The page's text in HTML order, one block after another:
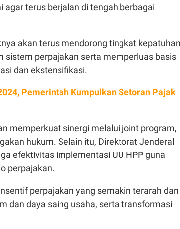
agar terus berjalan di tengah berbagai
akan terus mendorong tingkat kepatuhan
sistem perpajakan serta memperluas basis
dan ekstensifikasi.
Pemerintah Kumpulkan Setoran Pajak
memperkuat sinergi melalui joint program,
hukum. Selain itu, Direktorat Jenderal
efektivitas implementasi UU HPP guna
perpajakan.
perpajakan yang semakin terarah dan
dan daya saing usaha, serta transformasi